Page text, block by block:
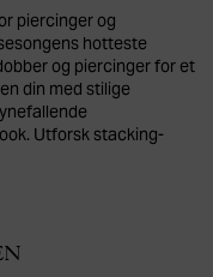
piercinger og
hotteste
og piercinger for et
din med stilige
Utforsk stacking-